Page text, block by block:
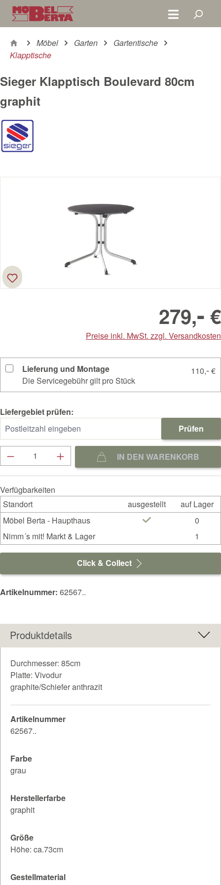
Zum Hauptinhalt springen
Möbel Garten
Gartentische
Klapptische
Sieger Klapptisch Boulevard 80cm
graphit
279,- €
Preise inkl. MwSt. zzgl. Versandkosten
Lieferung und Montage
Die Servicegebühr gilt pro Stück
110,-€
Liefergebiet prüfen:
Prüfen
Produkt Anzahl: Gib den gewünschten Wert
IN DEN WARENKORB
Verfügbarkeiten
Standort
ausgestellt
auf Lager
Möbel Berta - Haupthaus
0
Nimm´s mit! Markt & Lager
1
Click & Collect
Artikelnummer: 62567..
Produktdetails
Durchmesser: 85cm
Platte: Vivodur
graphite/Schiefer anthrazit
Artikelnummer
62567..
Farbe
grau
Herstellerfarbe
graphit
Größe
Höhe: ca.73cm
Gestellmaterial